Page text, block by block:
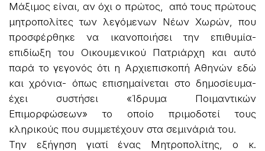
Μάξιμος είναι, αν όχι ο πρώτος, από τους πρώτους
μητροπολίτες των λεγόμενων Νέων Χωρών, που
προσφέρθηκε να ικανοποιήσει την επιθυμία-
επιδίωξη του Οικουμενικού Πατριάρχη και αυτό
παρά το γεγονός ότι η Αρχιεπισκοπή Αθηνών εδώ
και χρόνια- όπως επισημαίνεται στο δημοσίευμα-
έχει συστήσει «Ίδρυμα Ποιμαντικών
Επιμορφώσεων» το οποίο πριμοδοτεί τους
κληρικούς που συμμετέχουν στα σεμινάριά του.
Την εξήγηση γιατί ένας Μητροπολίτης, ο κ.